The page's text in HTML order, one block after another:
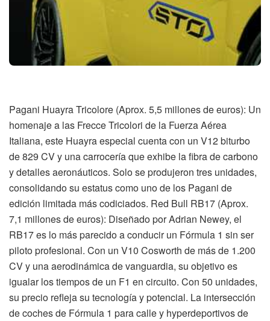
Pagani Huayra Tricolore (Aprox. 5,5 millones de euros): Un
homenaje a las Frecce Tricolori de la Fuerza Aérea
Italiana, este Huayra especial cuenta con un V12 biturbo
de 829 CV y una carrocería que exhibe la fibra de carbono
y detalles aeronáuticos. Solo se produjeron tres unidades,
consolidando su estatus como uno de los Pagani de
edición limitada más codiciados. Red Bull RB17 (Aprox.
7,1 millones de euros): Diseñado por Adrian Newey, el
RB17 es lo más parecido a conducir un Fórmula 1 sin ser
piloto profesional. Con un V10 Cosworth de más de 1.200
CV y una aerodinámica de vanguardia, su objetivo es
igualar los tiempos de un F1 en circuito. Con 50 unidades,
su precio refleja su tecnología y potencial. La intersección
de coches de Fórmula 1 para calle y hyperdeportivos de